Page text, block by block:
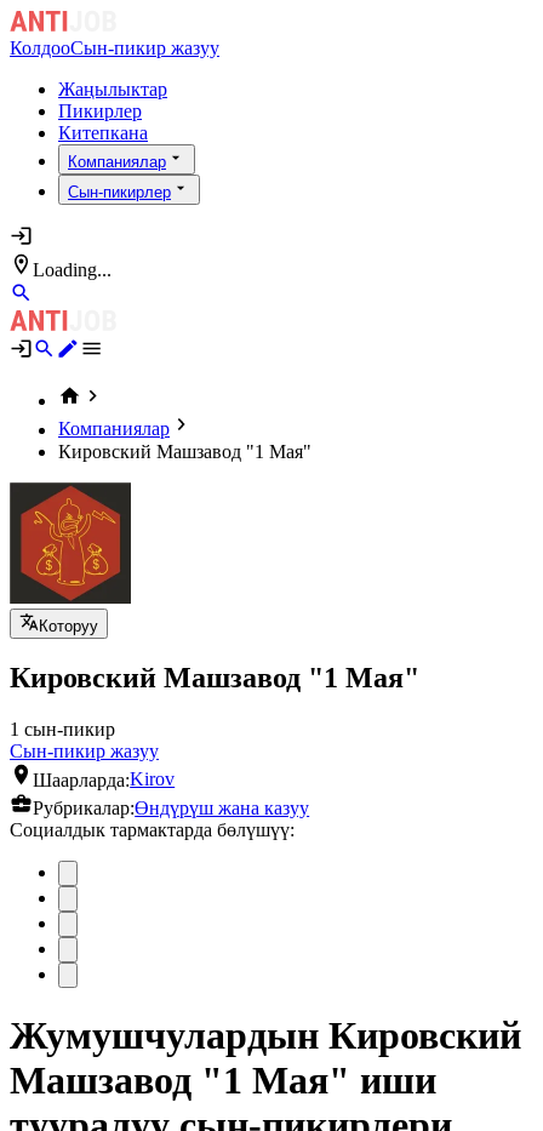
КолдооСын-пикир жазуу
Жаңылыктар
Пикирлер
Китепкана
Компаниялар
Сын-пикирлер
Loading...
Компаниялар
Кировский Машзавод "1 Мая"
Которуу
Кировский Машзавод "1 Мая"
1 сын-пикир
Сын-пикир жазуу
Шаарларда:Kirov
Рубрикалар:Өндүрүш жана казуу
Социалдык тармактарда бөлүшүү:
Жумушчулардын Кировский
Машзавод "1 Мая" иши